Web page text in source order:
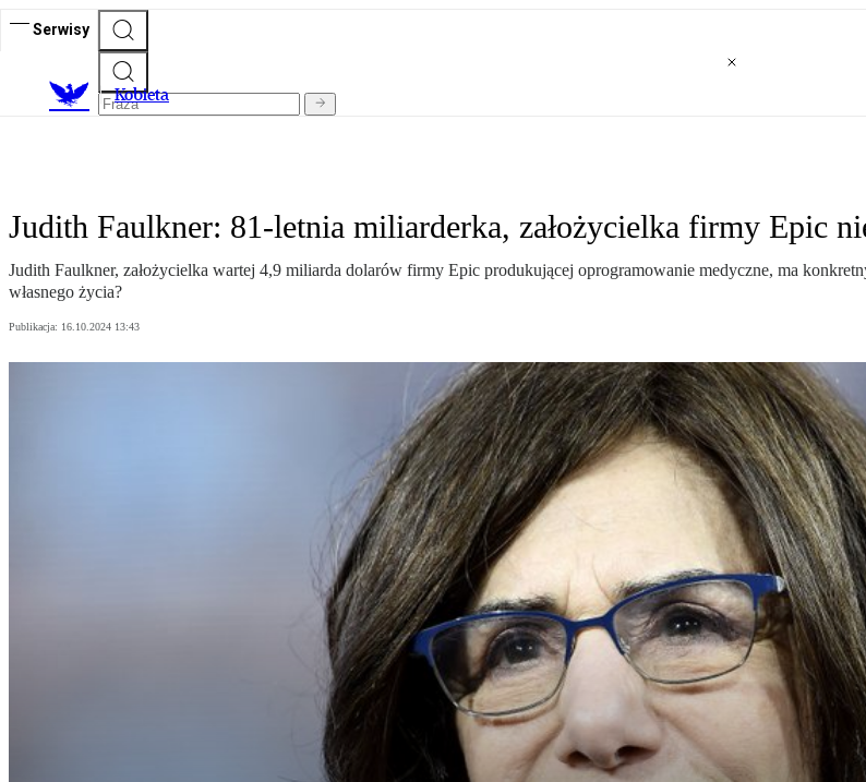
Serwisy
Kobieta
Judith Faulkner: 81-letnia miliarderka, założycielka firmy Epic
Judith Faulkner, założycielka wartej 4,9 miliarda dolarów firmy Epic produkującej oprogramowanie medyczne, ma
własnego życia?
Publikacja: 16.10.2024 13:43